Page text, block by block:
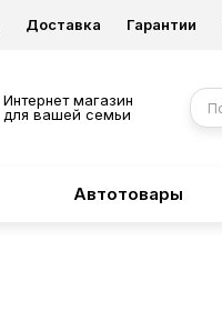
Доставка Гарантии
Интернет магазин
для вашей семьи
Автотовары